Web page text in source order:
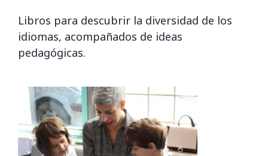
Libros para descubrir la diversidad de los
idiomas, acompañados de ideas
pedagógicas.